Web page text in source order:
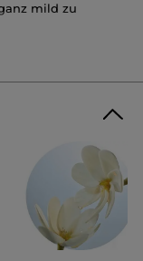
mild zu
in einem
spendet.
der Haut
der